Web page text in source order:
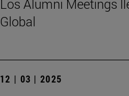
Los Alumni Meetings
Global
12 | 03 | 2025